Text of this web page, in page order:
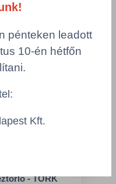
- TORK
pénteken leadott
10-én hétfőn
Kft.